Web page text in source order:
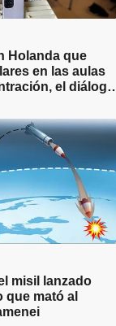
Holanda que
en las aulas
el diálogo
misil lanzado
que mató al